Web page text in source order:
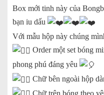
Box mới tinh này của
bạn iu dấu
Với mẫu hộp này chúng
Order một set bóng
phong phú đáng yêu
Chữ bên ngoài hộp
Chữ trên bóng theo